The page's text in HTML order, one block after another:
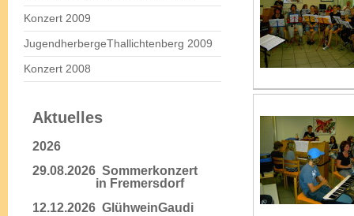
Konzert 2009
JugendherbergeThallichtenberg 2009
Konzert 2008
Aktuelles
2026
29.08.2026 Sommerkonzert
in Fremersdorf
12.12.2026 GlühweinGaudi